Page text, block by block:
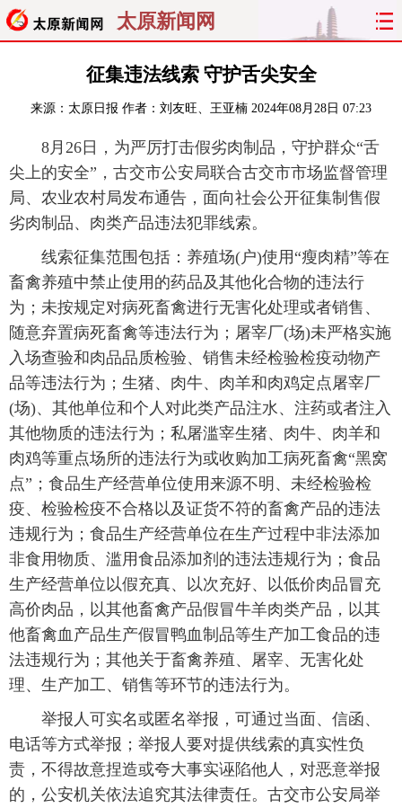
太原新闻网
聚焦 太原
经济 关注 文明 出行
纵横 曝光 综合 专题
旅游 理财 政务 教育
看天下 晋月读 最太原 网罗民生
太原日报 太原晚报 热评 社区
征集违法线索 守护舌尖安全
来源： 太原日报 作者：刘友旺、王亚楠 2024年08月28日 07:23
8月26日，为严厉打击假劣肉制品，守护群众“舌
尖上的安全”，古交市公安局联合古交市市场监督管理
局、农业农村局发布通告，面向社会公开征集制售假
劣肉制品、肉类产品违法犯罪线索。
线索征集范围包括：养殖场(户)使用“瘦肉精”等在
畜禽养殖中禁止使用的药品及其他化合物的违法行
为；未按规定对病死畜禽进行无害化处理或者销售、
随意弃置病死畜禽等违法行为；屠宰厂(场)未严格实施
入场查验和肉品品质检验、销售未经检验检疫动物产
品等违法行为；生猪、肉牛、肉羊和肉鸡定点屠宰厂
(场)、其他单位和个人对此类产品注水、注药或者注入
其他物质的违法行为；私屠滥宰生猪、肉牛、肉羊和
肉鸡等重点场所的违法行为或收购加工病死畜禽“黑窝
点”；食品生产经营单位使用来源不明、未经检验检
疫、检验检疫不合格以及证货不符的畜禽产品的违法
违规行为；食品生产经营单位在生产过程中非法添加
非食用物质、滥用食品添加剂的违法违规行为；食品
生产经营单位以假充真、以次充好、以低价肉品冒充
高价肉品，以其他畜禽产品假冒牛羊肉类产品，以其
他畜禽血产品生产假冒鸭血制品等生产加工食品的违
法违规行为；其他关于畜禽养殖、屠宰、无害化处
理、生产加工、销售等环节的违法行为。
举报人可实名或匿名举报，可通过当面、信函、
电话等方式举报；举报人要对提供线索的真实性负
责，不得故意捏造或夸大事实诬陷他人，对恶意举报
的，公安机关依法追究其法律责任。古交市公安局举